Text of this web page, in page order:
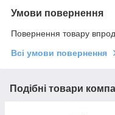
Умови повернення
Повернення товару
Всі умови повернення
Подібні товари